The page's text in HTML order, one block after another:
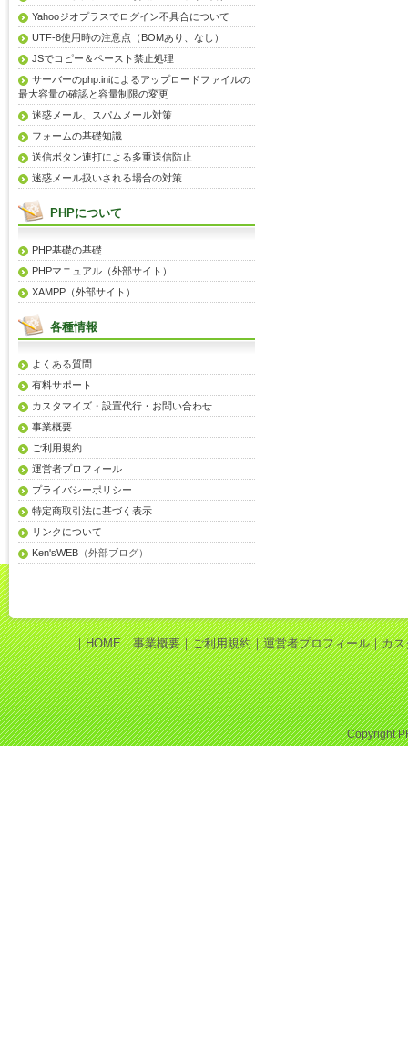
Yahooジオプラスでログイン不具合について
UTF-8使用時の注意点（BOMあり、なし）
JSでコピー＆ペースト禁止処理
サーバーのphp.iniによるアップロードファイルの
最大容量の確認と容量制限の変更
迷惑メール、スパムメール対策
フォームの基礎知識
送信ボタン連打による多重送信防止
迷惑メール扱いされる場合の対策
PHPについて
PHP基礎の基礎
PHPマニュアル（外部サイト）
XAMPP（外部サイト）
各種情報
よくある質問
有料サポート
カスタマイズ・設置代行・お問い合わせ
事業概要
ご利用規約
運営者プロフィール
プライバシーポリシー
特定商取引法に基づく表示
リンクについて
Ken'sWEB （外部ブログ）
｜HOME｜事業概要｜ご利用規約｜運営者プロフィール｜カス
Copyright